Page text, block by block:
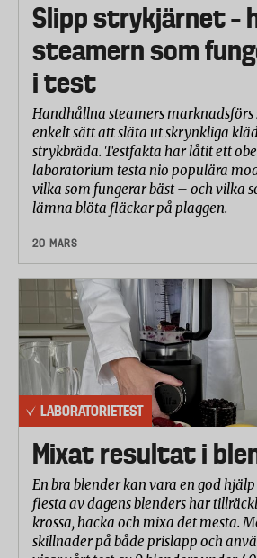
Slipp strykjärnet –
steamern som
i test
Handhållna steamers marknadsförs
enkelt sätt att släta ut skrynkliga
strykbräda. Testfakta har låtit ett
laboratorium testa nio populära
vilka som fungerar bäst – och vilka
lämna blöta fläckar på plaggen.
20 MARS
LABORATORIETEST
Mixat resultat i
En bra blender kan vara en god
flesta av dagens blenders har
krossa, hacka och mixa det mesta.
skillnader på både prislapp och